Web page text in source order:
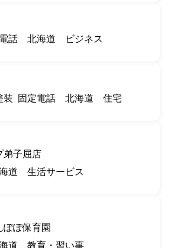
話 北海道 ビジネス
装
固定電話 北海道 住宅
弟子屈店
道 生活サービス
ぽ保育園
道 教育・習い事